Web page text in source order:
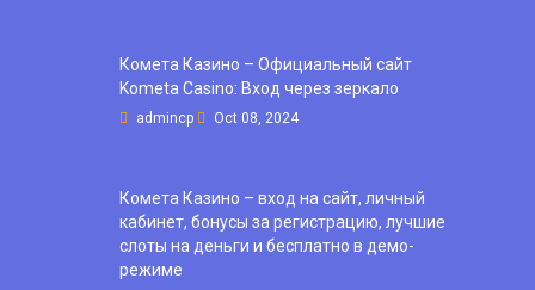
Комета Казино – Официальный сайт
Kometa Casino: Вход через зеркало
admincp Oct 08, 2024
Комета Казино – вход на сайт, личный
кабинет, бонусы за регистрацию, лучшие
слоты на деньги и бесплатно в демо-
режиме